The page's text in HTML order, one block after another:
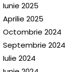
Iunie 2025
Aprilie 2025
Octombrie 2024
Septembrie 2024
Iulie 2024